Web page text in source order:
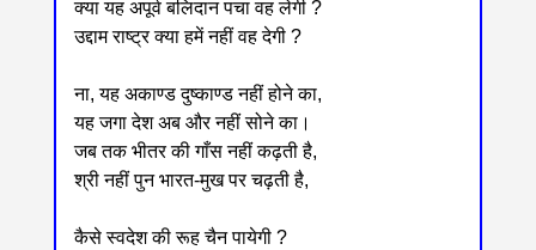
क्या यह अपूर्व बलिदान पचा वह लेगी ?
उद्दाम राष्ट्र क्या हमें नहीं वह देगी ?
ना, यह अकाण्ड दुष्काण्ड नहीं होने का,
यह जगा देश अब और नहीं सोने का।
जब तक भीतर की गाँस नहीं कढ़ती है,
श्री नहीं पुन भारत-मुख पर चढ़ती है,
कैसे स्वदेश की रूह चैन पायेगी ?